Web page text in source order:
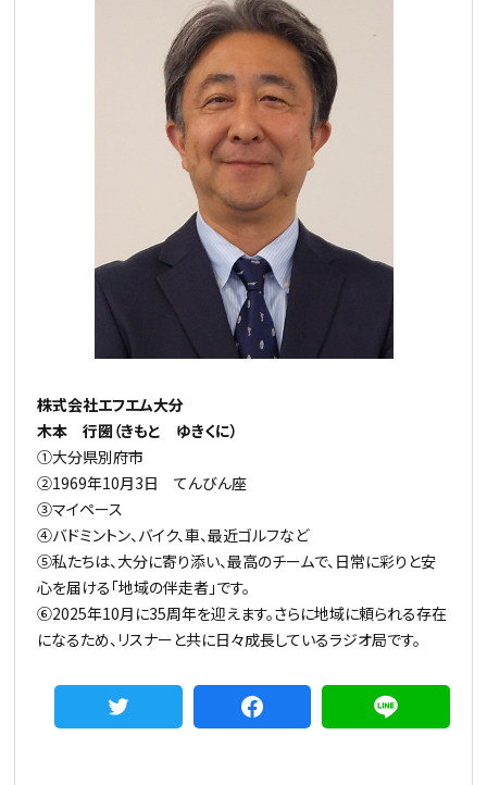
株式会社エフエム大分
木本 行圀（きもと ゆきくに）
①大分県別府市
②1969年10月3日 てんびん座
③マイペース
④バドミントン、バイク、車、最近ゴルフなど
⑤私たちは、大分に寄り添い、最高のチームで、日常に彩りと安
心を届ける「地域の伴走者」です。
⑥2025年10月に35周年を迎えます。さらに地域に頼られる存在
になるため、リスナーと共に日々成長しているラジオ局です。